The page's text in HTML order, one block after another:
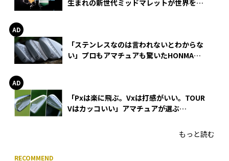
生まれの新世代ミッドマレットが世界を席
「ステンレスなのは言われないとわからな
い」プロもアマチュアも驚いたHONMA
「Pxは楽に飛ぶ。Vxは打感がいい。TOUR
Vはカッコいい」アマチュアが選ぶ
もっと読む